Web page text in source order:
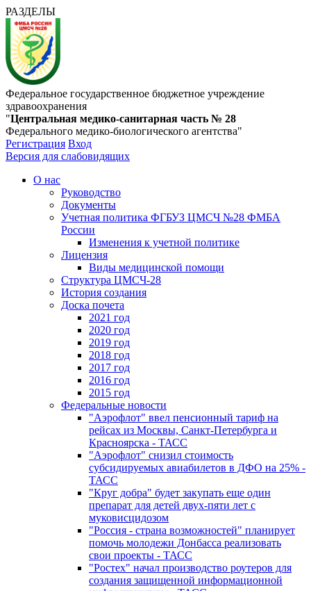
РАЗДЕЛЫ
Федеральное государственное бюджетное учреждение
здравоохранения
"Центральная медико-санитарная часть № 28
Федерального медико-биологического агентства"
Регистрация Вход
Версия для слабовидящих
О нас
Руководство
Документы
Учетная политика ФГБУЗ ЦМСЧ №28 ФМБА
России
Изменения к учетной политике
Лицензия
Виды медицинской помощи
Структура ЦМСЧ-28
История создания
Доска почета
2021 год
2020 год
2019 год
2018 год
2017 год
2016 год
2015 год
Федеральные новости
"Аэрофлот" ввел пенсионный тариф на
рейсах из Москвы, Санкт-Петербурга и
Красноярска - ТАСС
"Аэрофлот" снизил стоимость
субсидируемых авиабилетов в ДФО на 25% -
ТАСС
"Круг добра" будет закупать еще один
препарат для детей двух-пяти лет с
муковисцидозом
"Россия - страна возможностей" планирует
помочь молодежи Донбасса реализовать
свои проекты - ТАСС
"Ростех" начал производство роутеров для
создания защищенной информационной